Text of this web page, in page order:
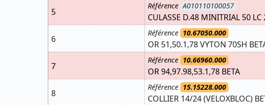
5
Référence A010110100057
CULASSE D.48 MINITRIAL 50 LC
6
Référence 10.67050.000
OR 51,50.1,78 VYTON 70SH
7
Référence 10.66960.000
OR 94,97.98,53.1,78 BETA
8
Référence 15.15228.000
COLLIER 14/24 (VELOXBLOC)